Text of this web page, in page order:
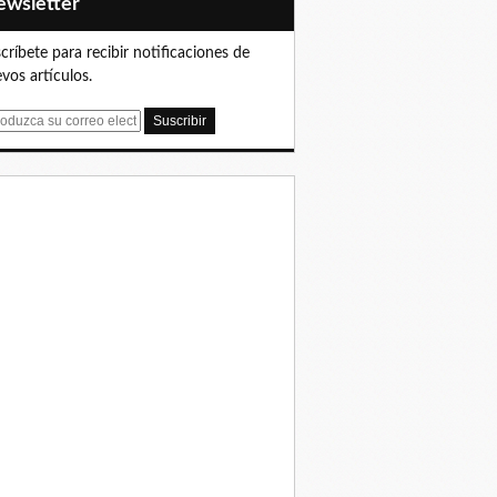
para recibir notificaciones de
artículos.